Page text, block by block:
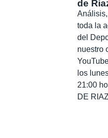
de
toda la
del
nuestro
los
21:00
DE